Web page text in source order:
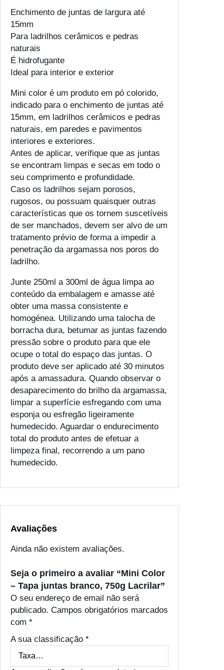
Enchimento de juntas de largura até
15mm
Para ladrilhos cerâmicos e pedras
naturais
É hidrofugante
Ideal para interior e exterior
Mini color é um produto em pó colorido,
indicado para o enchimento de juntas até
15mm, em ladrilhos cerâmicos e pedras
naturais, em paredes e pavimentos
interiores e exteriores.
Antes de aplicar, verifique que as juntas
se encontram limpas e secas em todo o
seu comprimento e profundidade.
Caso os ladrilhos sejam porosos,
rugosos, ou possuam quaisquer outras
características que os tornem suscetíveis
de ser manchados, devem ser alvo de um
tratamento prévio de forma a impedir a
penetração da argamassa nos poros do
ladrilho.
Junte 250ml a 300ml de água limpa ao
conteúdo da embalagem e amasse até
obter uma massa consistente e
homogénea. Utilizando uma talocha de
borracha dura, betumar as juntas fazendo
pressão sobre o produto para que ele
ocupe o total do espaço das juntas. O
produto deve ser aplicado até 30 minutos
após a amassadura. Quando observar o
desaparecimento do brilho da argamassa,
limpar a superfície esfregando com uma
esponja ou esfregão ligeiramente
humedecido. Aguardar o endurecimento
total do produto antes de efetuar a
limpeza final, recorrendo a um pano
humedecido.
Avaliações
Ainda não existem avaliações.
Seja o primeiro a avaliar “Mini Color
– Tapa juntas branco, 750g Lacrilar”
O seu endereço de email não será
publicado. Campos obrigatórios marcados
com *
A sua classificação *